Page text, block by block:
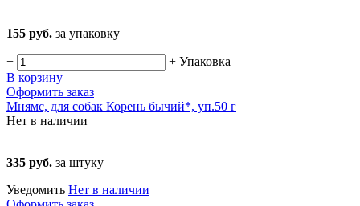
155 руб. за упаковку
− + Упаковка
В корзину
Оформить заказ
Мнямс, для собак Корень бычий*, уп.50 г
Нет в наличии
335 руб. за штуку
Уведомить Нет в наличии